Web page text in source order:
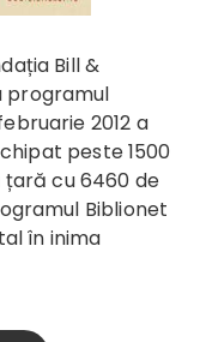
programul
2012 a
peste 1500
cu 6460 de
Biblionet
în inima